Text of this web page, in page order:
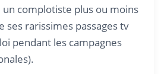
complotiste plus ou moins
ses rarissimes passages tv
pendant les campagnes